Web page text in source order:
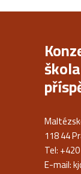
118 44
Tel:
E-mail: